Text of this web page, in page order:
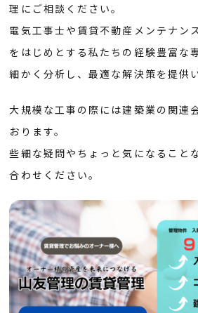
理にご相談ください。
電気工事士や賃貸不動産メンテナン
をはじめとする私たちの経験豊富な
細かく分析し、最適な解決策を提供
大規模な工事の際には建築業の関連
おります。
些細な疑問やちょっと気になること
合わせください。